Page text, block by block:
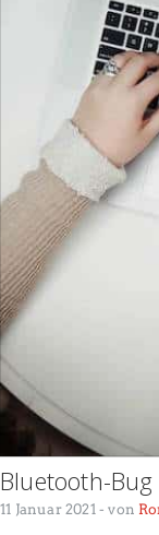
Bluetooth-
11 Januar 2021- von